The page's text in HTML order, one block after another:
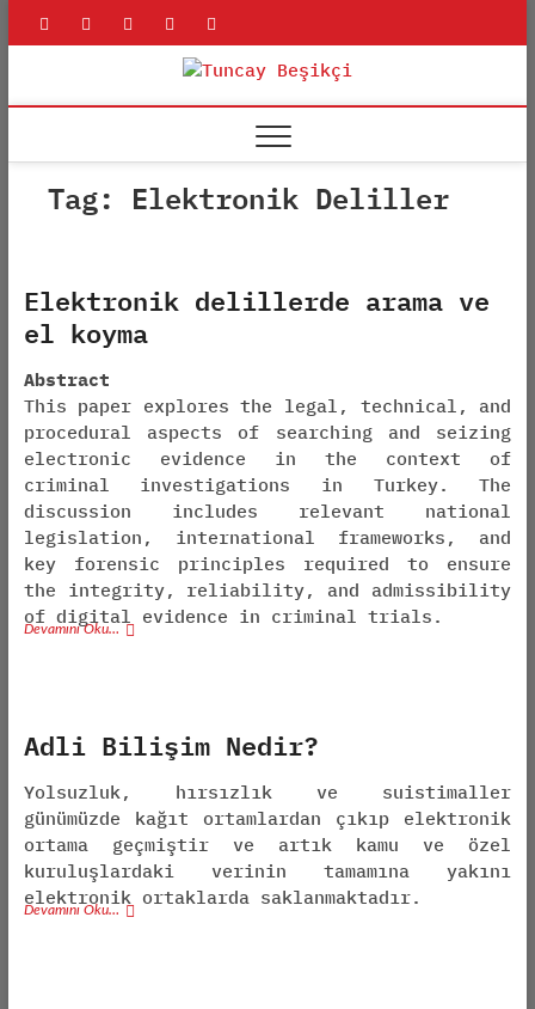
Skip
linkedin twitter youtube
Tuncay
Beşikçi
Tag: Elektronik Deliller
Elektronik delillerde arama ve
el koyma
Abstract
This paper explores the legal, technical, and
procedural aspects of searching and seizing
electronic evidence in the context of
criminal investigations in Turkey. The
discussion includes relevant national
legislation, international frameworks, and
key forensic principles required to ensure
the integrity, reliability, and admissibility
of digital evidence in criminal trials.
Devamını Oku…
Adli Bilişim Nedir?
Yolsuzluk, hırsızlık ve suistimaller
günümüzde kağıt ortamlardan çıkıp elektronik
ortama geçmiştir ve artık kamu ve özel
kuruluşlardaki verinin tamamına yakını
elektronik ortaklarda saklanmaktadır.
Devamını Oku…